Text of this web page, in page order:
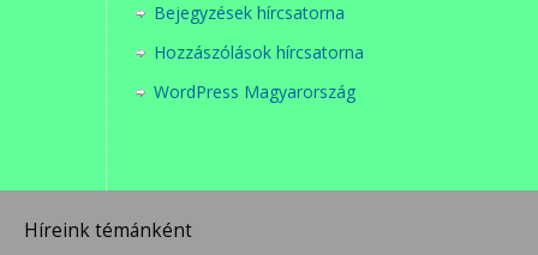
Bejegyzések hírcsatorna
Hozzászólások hírcsatorna
WordPress Magyarország
Híreink témánként